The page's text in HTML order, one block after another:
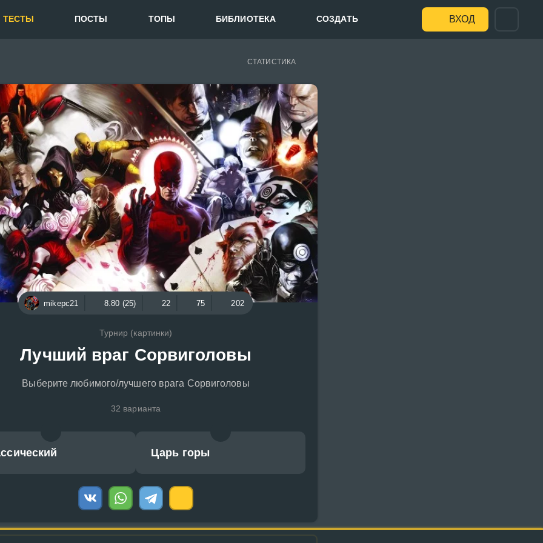
ТЕСТЫ ПОСТЫ ТОПЫ БИБЛИОТЕКА СОЗДАТЬ ВХОД
СТАТИСТИКА
mikepc21 8.80 (25) 22 75 202
Турнир (картинки)
Лучший враг Сорвиголовы
Выберите любимого/лучшего врага Сорвиголовы
32 варианта
Царь горы